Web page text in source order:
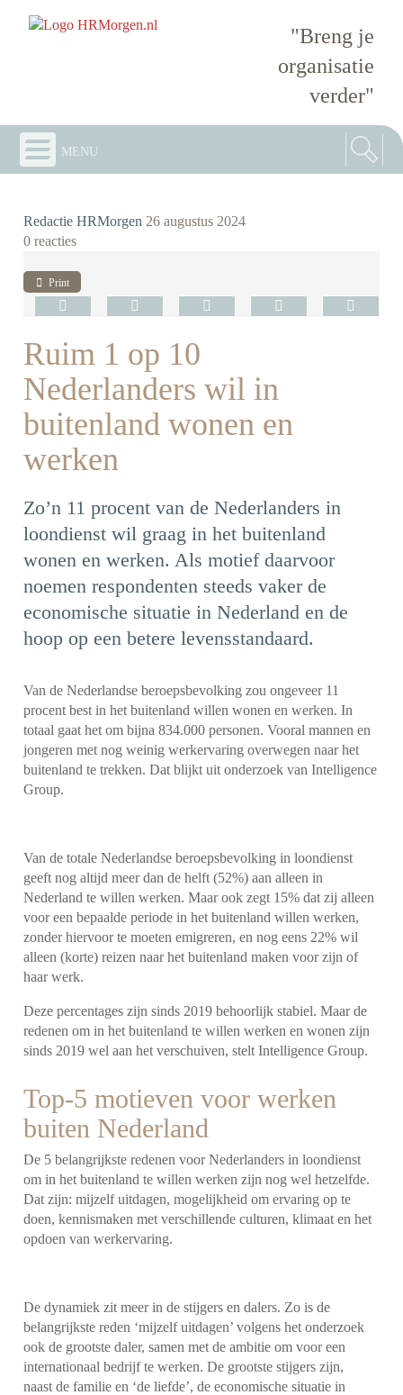
"Breng je
organisatie
verder"
menu
Redactie HRMorgen 26 augustus 2024
0 reacties
Print
Ruim 1 op 10
Nederlanders wil in
buitenland wonen en
werken
Zo’n 11 procent van de Nederlanders in
loondienst wil graag in het buitenland
wonen en werken. Als motief daarvoor
noemen respondenten steeds vaker de
economische situatie in Nederland en de
hoop op een betere levensstandaard.
Van de Nederlandse beroepsbevolking zou ongeveer 11
procent best in het buitenland willen wonen en werken. In
totaal gaat het om bijna 834.000 personen. Vooral mannen en
jongeren met nog weinig werkervaring overwegen naar het
buitenland te trekken. Dat blijkt uit onderzoek van Intelligence
Group.
Van de totale Nederlandse beroepsbevolking in loondienst
geeft nog altijd meer dan de helft (52%) aan alleen in
Nederland te willen werken. Maar ook zegt 15% dat zij alleen
voor een bepaalde periode in het buitenland willen werken,
zonder hiervoor te moeten emigreren, en nog eens 22% wil
alleen (korte) reizen naar het buitenland maken voor zijn of
haar werk.
Deze percentages zijn sinds 2019 behoorlijk stabiel. Maar de
redenen om in het buitenland te willen werken en wonen zijn
sinds 2019 wel aan het verschuiven, stelt Intelligence Group.
Top-5 motieven voor werken
buiten Nederland
De 5 belangrijkste redenen voor Nederlanders in loondienst
om in het buitenland te willen werken zijn nog wel hetzelfde.
Dat zijn: mijzelf uitdagen, mogelijkheid om ervaring op te
doen, kennismaken met verschillende culturen, klimaat en het
opdoen van werkervaring.
De dynamiek zit meer in de stijgers en dalers. Zo is de
belangrijkste reden ‘mijzelf uitdagen’ volgens het onderzoek
ook de grootste daler, samen met de ambitie om voor een
internationaal bedrijf te werken. De grootste stijgers zijn,
naast de familie en ‘de liefde’, de economische situatie in